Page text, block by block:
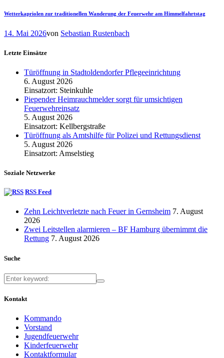
Wetterkapriolen zur traditionellen Wanderung der Feuerwehr am Himmelfahrtstag
14. Mai 2026von Sebastian Rustenbach
Letzte Einsätze
Türöffnung in Stadtoldendorfer Pflegeeinrichtung
6. August 2026
Einsatzort: Steinkuhle
Piepender Heimrauchmelder sorgt für umsichtigen
Feuerwehreinsatz
5. August 2026
Einsatzort: Kellbergstraße
Türöffnung als Amtshilfe für Polizei und Rettungsdienst
5. August 2026
Einsatzort: Amselstieg
Soziale Netzwerke
RSS Feed
Zehn Leichtverletzte nach Feuer in Gernsheim 7. August
2026
Zwei Leitstellen alarmieren – BF Hamburg übernimmt die
Rettung 7. August 2026
Suche
Kontakt
Kommando
Vorstand
Jugendfeuerwehr
Kinderfeuerwehr
Kontaktformular